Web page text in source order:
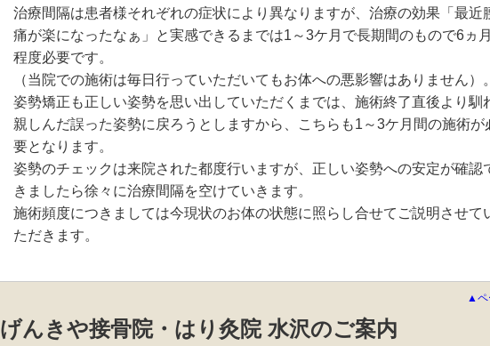
治療間隔は患者様それぞれの症状により異なりますが、治療の効果「最近
痛が楽になったなぁ」と実感できるまでは1～3ケ月で長期間のもので6ヵ
程度必要です。
（当院での施術は毎日行っていただいてもお体への悪影響はありません）
姿勢矯正も正しい姿勢を思い出していただくまでは、施術終了直後より馴
親しんだ誤った姿勢に戻ろうとしますから、こちらも1～3ケ月間の施術が
要となります。
姿勢のチェックは来院された都度行いますが、正しい姿勢への安定が確認
きましたら徐々に治療間隔を空けていきます。
施術頻度につきましては今現状のお体の状態に照らし合せてご説明させて
ただきます。
▲ペ
げんきや接骨院・はり灸院 水沢のご案内